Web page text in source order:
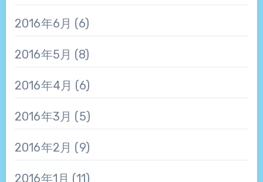
2016年6月 (6)
2016年5月 (8)
2016年4月 (6)
2016年3月 (5)
2016年2月 (9)
2016年1月 (11)